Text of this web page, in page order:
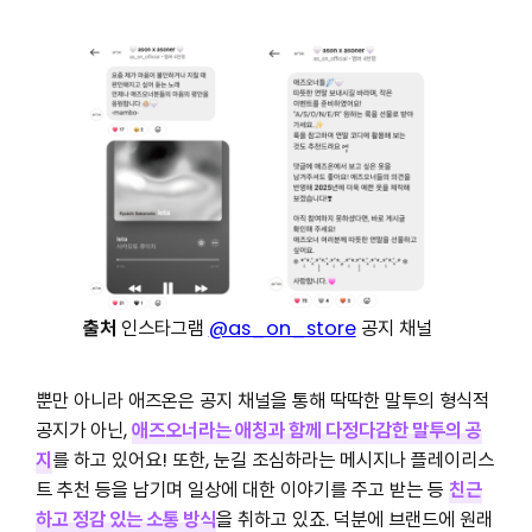
출처 인스타그램 @as_on_store공지 채널
뿐만 아니라 애즈온은 공지 채널을 통해 딱딱한 말투의 형식적
공지가 아닌,애즈오너라는 애칭과 함께다정다감한 말투의 공
지를 하고 있어요! 또한, 눈길 조심하라는 메시지나 플레이리스
트 추천 등을 남기며 일상에 대한 이야기를 주고 받는 등 친근
하고 정감 있는 소통 방식을 취하고 있죠. 덕분에 브랜드에 원래